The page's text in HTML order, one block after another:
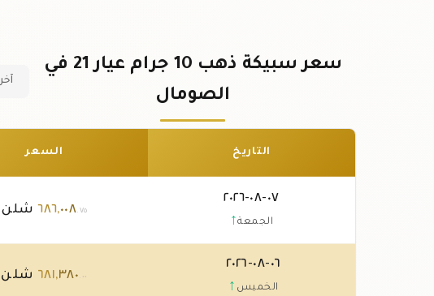
سعر سبيكة ذهب 10 جرام عيار 21 في
الصومال
آخر 6 أشهر
التاريخ السعر
٠٧-٠٨-٢٠٢٦
الجمعة↑
٦٨٦,٠٠٨.٧٥ شلن
٠٦-٠٨-٢٠٢٦
الخميس ↑
٦٨١,٣٨٠.٠٠ شلن